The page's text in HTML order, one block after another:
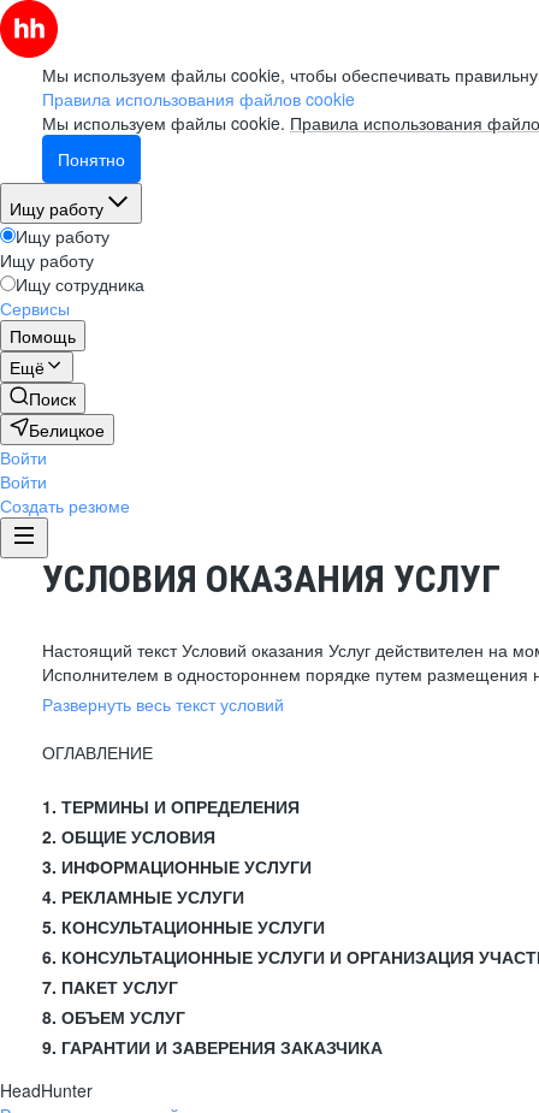
Мы используем файлы cookie, чтобы обеспечивать
Правила использования файлов cookie
Мы используем файлы cookie. Правила использования
Понятно
Ищу работу
Ищу работу
Ищу работу
Ищу сотрудника
Сервисы
Помощь
Ещё
Поиск
Белицкое
Войти
Войти
Создать резюме
УСЛОВИЯ ОКАЗАНИЯ УСЛУГ
Настоящий текст Условий оказания Услуг действителен на
Исполнителем в одностороннем порядке путем размещения
Развернуть весь текст условий
ОГЛАВЛЕНИЕ
1. ТЕРМИНЫ И ОПРЕДЕЛЕНИЯ
2. ОБЩИЕ УСЛОВИЯ
3. ИНФОРМАЦИОННЫЕ УСЛУГИ
4. РЕКЛАМНЫЕ УСЛУГИ
5. КОНСУЛЬТАЦИОННЫЕ УСЛУГИ
6. КОНСУЛЬТАЦИОННЫЕ УСЛУГИ И ОРГАНИЗАЦИЯ
7. ПАКЕТ УСЛУГ
8. ОБЪЕМ УСЛУГ
9. ГАРАНТИИ И ЗАВЕРЕНИЯ ЗАКАЗЧИКА
HeadHunter